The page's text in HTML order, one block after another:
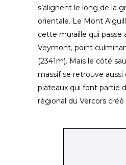
s’alignent le long de la
orientale. Le Mont
cette muraille qui passe
Veymont, point
(2341m). Mais le côté
massif se retrouve aussi
plateaux qui font partie
régional du Vercors créé